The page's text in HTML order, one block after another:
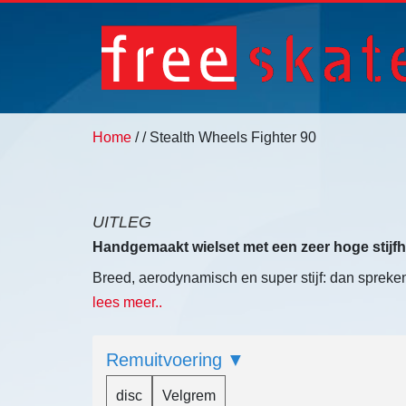
Home // Stealth Wheels Fighter 90
UITLEG
Handgemaakt wielset met een zeer hoge
Breed, aerodynamisch en super stijf: dan
De Stealth Fighter 90: hierbij draait alles enkel
Door de bolvormigheid van de velg heeft het
minder zijwinddruk dan vele V-vorm velgen
lees meer..
Remuitvoering
disc Velgrem